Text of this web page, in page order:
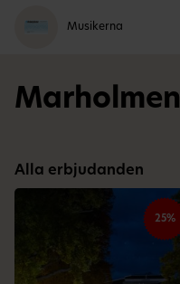
Musikerna
Marholmen
Alla erbjudanden
25%